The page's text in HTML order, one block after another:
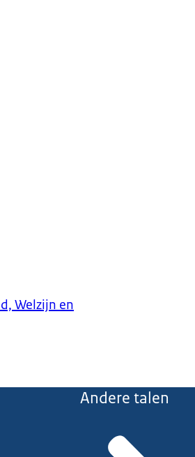
Welzijn en
Andere talen